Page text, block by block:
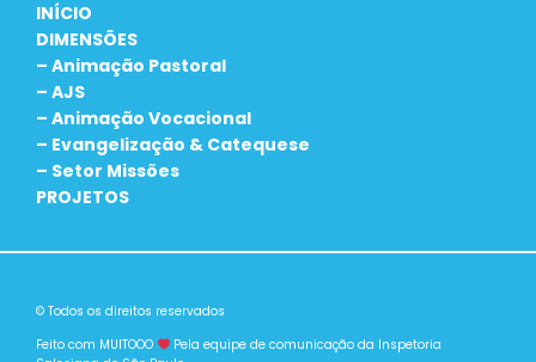
INÍCIO
DIMENSÕES
– Animação Pastoral
– AJS
– Animação Vocacional
– Evangelização & Catequese
– Setor Missões
PROJETOS
© Todos os direitos reservados
Feito com MUITOOO
Pela equipe de comunicação da Inspetoria